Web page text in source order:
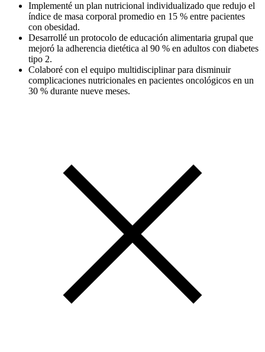
Implementé un plan nutricional individualizado que redujo el
índice de masa corporal promedio en 15 % entre pacientes
con obesidad.
Desarrollé un protocolo de educación alimentaria grupal que
mejoró la adherencia dietética al 90 % en adultos con diabetes
tipo 2.
Colaboré con el equipo multidisciplinar para disminuir
complicaciones nutricionales en pacientes oncológicos en un
30 % durante nueve meses.